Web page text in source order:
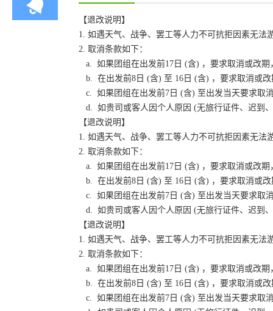
【退改说明】
1. 如遇天气、战争、罢工等人力不可抗拒因素无
2. 取消条款如下：
a. 如果团组在出发前17日 (含) ，要求取消或改
b. 在出发前8日 (含) 至 16日 (含) ，要求取消或
c. 如果团组在出发前7日 (含) 至出发当天要求取
d. 如贵司或客人因个人原因 (无旅行证件、迟到
【退改说明】
1. 如遇天气、战争、罢工等人力不可抗拒因素无
2. 取消条款如下：
a. 如果团组在出发前17日 (含) ，要求取消或改
b. 在出发前8日 (含) 至 16日 (含) ，要求取消或
c. 如果团组在出发前7日 (含) 至出发当天要求取
d. 如贵司或客人因个人原因 (无旅行证件、迟到
【退改说明】
1. 如遇天气、战争、罢工等人力不可抗拒因素无
2. 取消条款如下：
a. 如果团组在出发前17日 (含) ，要求取消或改
b. 在出发前8日 (含) 至 16日 (含) ，要求取消或
c. 如果团组在出发前7日 (含) 至出发当天要求取